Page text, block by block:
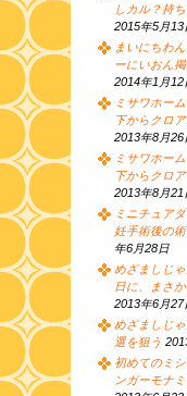
しカル？持ち
2015年5月13
まいにちわ
ーにいおん
2014年1月12
ミサワホー
下からクロ
2013年8月26
ミサワホー
下からクロ
2013年8月21
ミニチュア
妊手術後の
年6月28日
めざましじ
日に、まさか
2013年6月27
めざましじ
選を狙う
初めてのミ
ンガーモナ